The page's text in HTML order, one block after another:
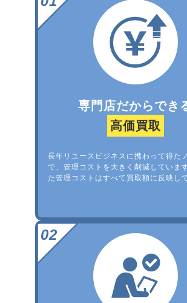
専門店だからでき
高価買取
長年リユースビジネスに携わって得た
で、管理コストを大きく削減していま
た管理コストはすべて買取額に反映し